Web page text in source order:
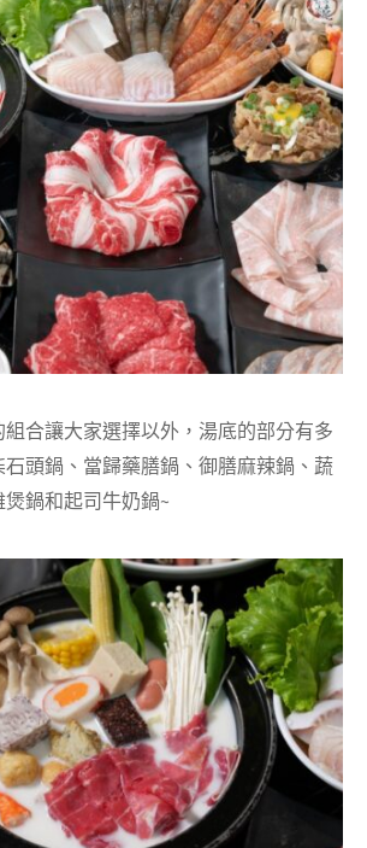
合讓大家選擇以外，湯底的部分有多
頭鍋、當歸藥膳鍋、御膳麻辣鍋、蔬
鍋和起司牛奶鍋~